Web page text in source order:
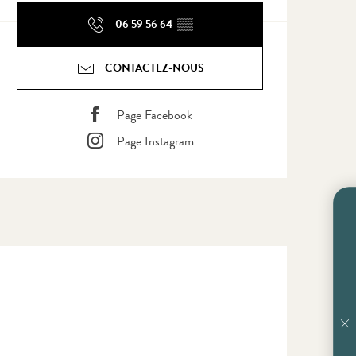
06 59 56 64 ▒▒
CONTACTEZ-NOUS
Page Facebook
Page Instagram